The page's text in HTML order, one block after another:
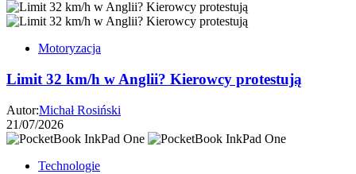
Motoryzacja
Limit 32 km/h w Anglii? Kierowcy protestują
Autor:Michał Rosiński
21/07/2026
Technologie